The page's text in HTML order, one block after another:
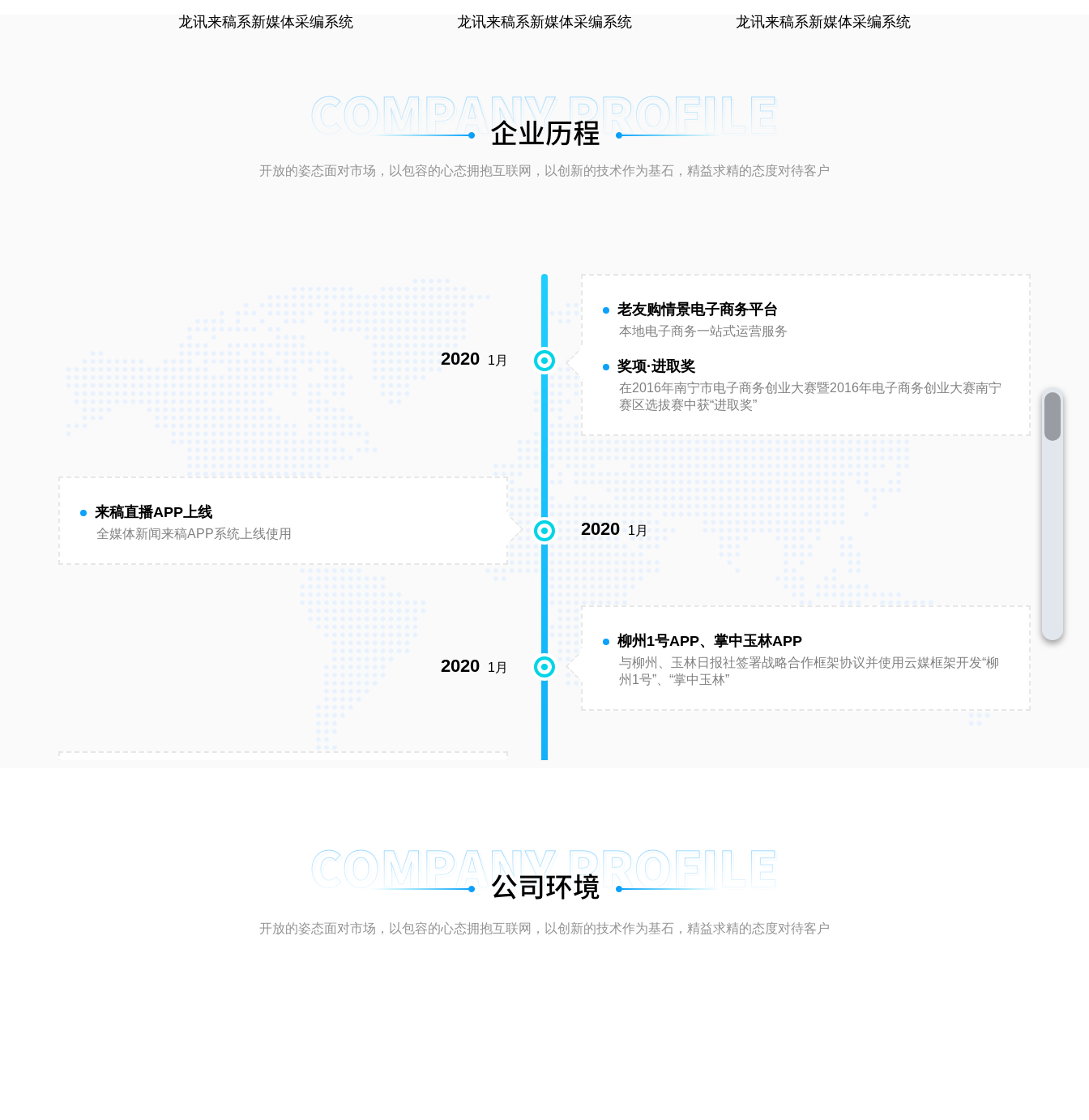
龙讯来稿系新媒体采编系统 龙讯来稿系新媒体采编系统 龙讯来稿系新媒体采编系统
开放的姿态面对市场，以包容的心态拥抱互联网，以创新的技术作为基石，精益求精的态度对待客户
2020 1月
老友购情景电子商务平台
本地电子商务一站式运营服务
奖项·进取奖
在2016年南宁市电子商务创业大赛暨2016年电子商务创业大赛南宁
赛区选拔赛中获“进取奖”
2020 1月
来稿直播APP上线
全媒体新闻来稿APP系统上线使用
2020 1月
柳州1号APP、掌中玉林APP
与柳州、玉林日报社签署战略合作框架协议并使用云媒框架开发“柳
州1号”、“掌中玉林”
2020
与柳州、玉林日报社签署战略合作框架协议并使用云媒框架开发“柳
开放的姿态面对市场，以包容的心态拥抱互联网，以创新的技术作为基石，精益求精的态度对待客户